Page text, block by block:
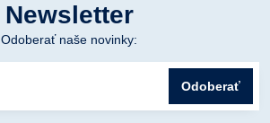
Newsletter
Odoberať naše novinky:
Odoberať